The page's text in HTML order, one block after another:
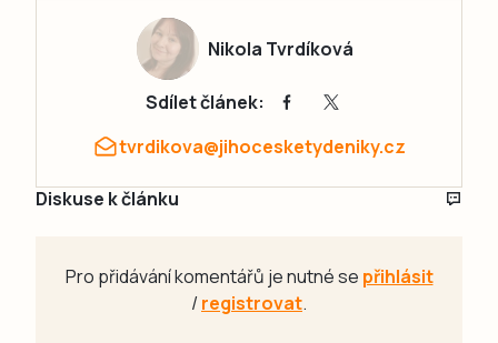
Nikola Tvrdíková
Sdílet článek:
tvrdikova@jihocesketydeniky.cz
Diskuse k článku
Pro přidávání komentářů je nutné se přihlásit
/registrovat.